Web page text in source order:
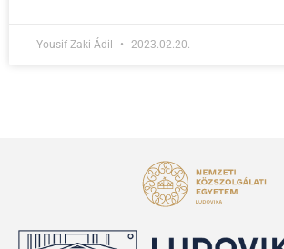
Yousif Zaki Ádil 2023.02.20.